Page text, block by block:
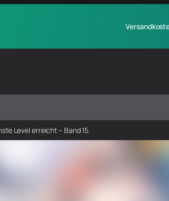
Level erreicht – Band 15